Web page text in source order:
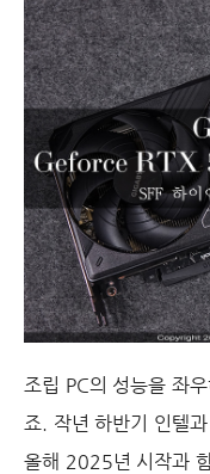
조립 PC의 성능을 좌
죠. 작년 하반기 인텔
올해 2025년 시작과